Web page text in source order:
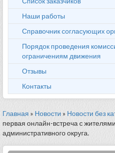
Наши работы
Справочник согласующих
Порядок проведения
ограничениям движения
Отзывы
Контакты
Главная » Новости » Новости без
первая онлайн-встреча с
административного округа.